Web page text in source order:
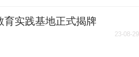
育实践基地正式揭牌
23-08-29